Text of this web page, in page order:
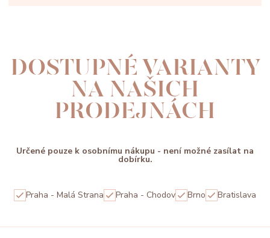
DOSTUPNÉ VARIANTY
NA NAŠICH
PRODEJNÁCH
Určené pouze k osobnímu nákupu - není možné zasílat na
dobírku.
Praha - Malá Strana Praha - Chodov Brno Bratislava